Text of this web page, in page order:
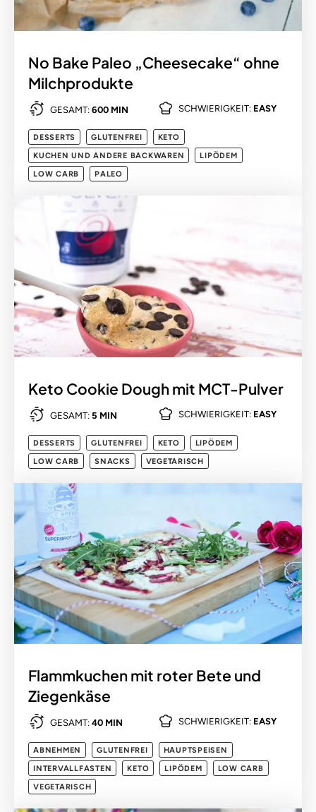
No Bake Paleo „Cheesecake“ ohne
Milchprodukte
GESAMT: 600 MIN SCHWIERIGKEIT: EASY
DESSERTS GLUTENFREI
KETO
KUCHEN UND ANDERE BACKWAREN
LIPÖDEM
LOW CARB
PALEO
Keto Cookie Dough mit MCT-Pulver
GESAMT: 5 MIN SCHWIERIGKEIT: EASY
DESSERTS GLUTENFREI KETO
LIPÖDEM
LOW CARB
SNACKS VEGETARISCH
Flammkuchen mit roter Bete und
Ziegenkäse
GESAMT: 40 MIN SCHWIERIGKEIT: EASY
ABNEHMEN GLUTENFREI
HAUPTSPEISEN
INTERVALLFASTEN
KETO LIPÖDEM
LOW CARB
VEGETARISCH